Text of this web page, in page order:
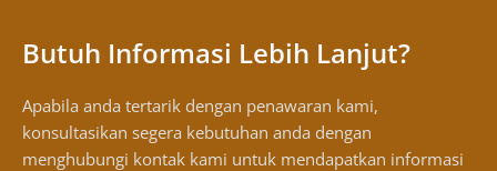
Butuh Informasi Lebih Lanjut?
Apabila anda tertarik dengan penawaran kami,
konsultasikan segera kebutuhan anda dengan
menghubungi kontak kami untuk mendapatkan informasi